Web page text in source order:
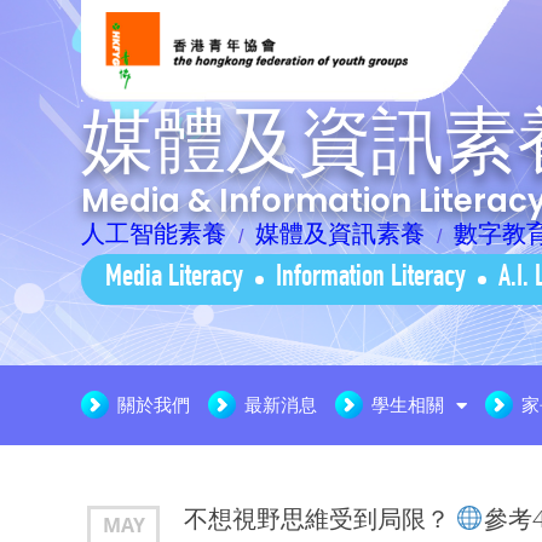
媒體及資訊素
Media & Information
人工智能素養 媒體及資訊素養 數字教
Media Literacy Information Literacy A.I.
關於我們 最新消息 學生相關
MAY 不想視野思維受到局限？ 參考